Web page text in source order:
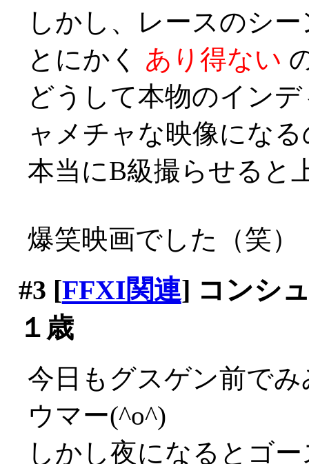
しかし、レースのシ
とにかく あり得ない
どうして本物のイン
ャメチャな映像にな
本当にB級撮らせると
爆笑映画でした（笑）
#3 [FFXI関連] コンシ
１歳
今日もグスゲン前で
ウマー(^o^)
しかし夜になるとゴ